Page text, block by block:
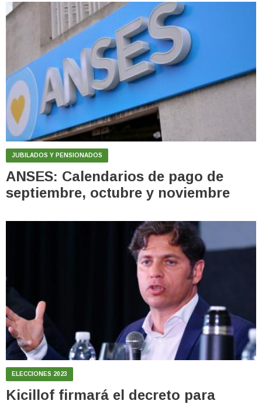
JUBILADOS Y PENSIONADOS
ANSES: Calendarios de pago de
septiembre, octubre y noviembre
ELECCIONES 2023
Kicillof firmará el decreto para